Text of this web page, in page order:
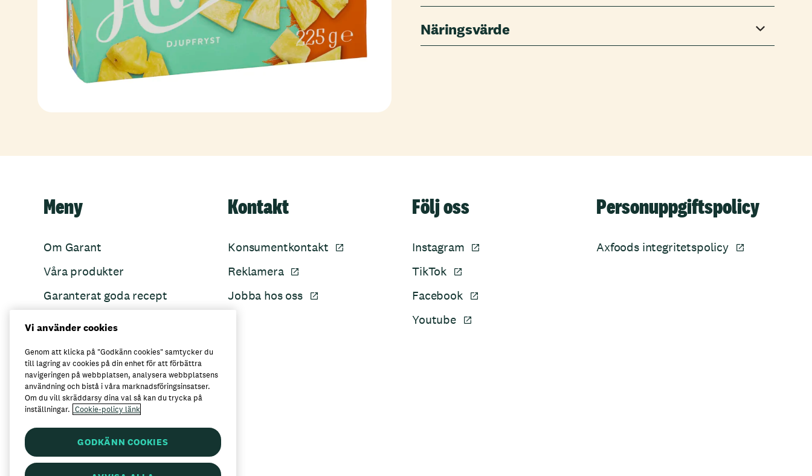
Näringsvärde
Meny
Om Garant
Våra produkter
Garanterat goda recept
Garant övertänker
Kontakt
Konsumentkontakt
Reklamera
Jobba hos oss
Följ oss
Instagram
TikTok
Facebook
Youtube
Personuppgiftspolicy
Axfoods integritetspolicy
Här kan du köpa Garant
Vi använder cookies
Genom att klicka på "Godkänn cookies" samtycker du
till lagring av cookies på din enhet för att förbättra
navigeringen på webbplatsen, analysera webbplatsens
användning och bistå i våra marknadsföringsinsatser.
Om du vill skräddarsy dina val så kan du trycka på
inställningar. Cookie-policy länk
GODKÄNN COOKIES